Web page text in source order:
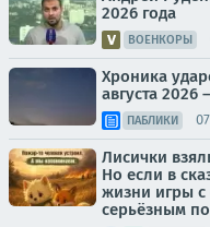
2026 года
ВОЕНКОРЫ
Хроника
августа 2026
ПАБЛИКИ
Лисички
Но если в
жизни игры с
серьёзным